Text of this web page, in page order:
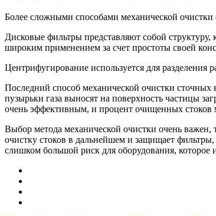
Более сложными способами механической
Дисковые фильтры представляют собой
широким применением за счет простоты своей
Центрифугирование используется для разделения
Последний способ механической очистки сточных
пузырьки газа выносят на поверхность частицы
очень эффективным, и процент очищенных стоков
Выбор метода механической очистки очень важен,
очистку стоков в дальнейшем и защищает
слишком большой риск для оборудования, которое